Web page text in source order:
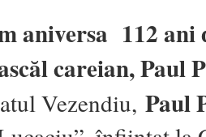
aniversa 112
careian, Paul
Vezendiu, Paul